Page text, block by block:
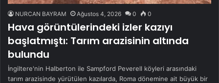
NURCAN BAYRAM Ağustos 4, 2026 0 0
Hava görüntülerindeki izler kazıyı
başlatmıştı: Tarım arazisinin altında
bulundu
İngiltere'nin Halberton ile Sampford Peverell köyleri arasındaki
tarım arazisinde yürütülen kazılarda, Roma dönemine ait büyük bir